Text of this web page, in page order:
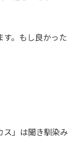
。もし良かった
ス」は聞き馴染み